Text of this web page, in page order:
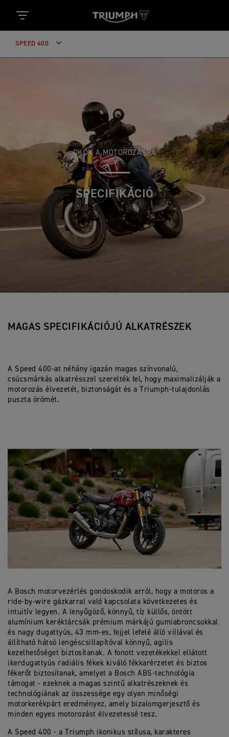
SPEED 400
OKOK A MOTOROZÁSRA
SPECIFIKÁCIÓ
MAGAS SPECIFIKÁCIÓJÚ ALKATRÉSZEK
A Speed 400-at néhány igazán magas színvonalú,
csúcsmárkás alkatrésszel szerelték fel, hogy maximalizálják a
motorozás élvezetét, biztonságát és a Triumph-tulajdonlás
puszta örömét.
A Bosch motorvezérlés gondoskodik arról, hogy a motoros a
ride-by-wire gázkarral való kapcsolata következetes és
intuitív legyen. A lenyűgöző, könnyű, tíz küllős, öntött
alumínium keréktárcsák prémium márkájú gumiabroncsokkal
és nagy dugattyús, 43 mm-es, fejjel lefelé álló villával és
állítható hátsó lengéscsillapítóval könnyű, agilis
kezelhetőséget biztosítanak. A fonott vezetékekkel ellátott
ikerdugattyús radiális fékek kiváló fékkarérzetet és biztos
fékerőt biztosítanak, amelyet a Bosch ABS-technológia
támogat - ezeknek a magas szintű alkatrészeknek és
technológiának az összessége egy olyan minőségi
motorkerékpárt eredményez, amely bizalomgerjesztő és
minden egyes motorozást élvezetessé tesz.
A Speed 400 - a Triumph ikonikus stílusa, karakteres